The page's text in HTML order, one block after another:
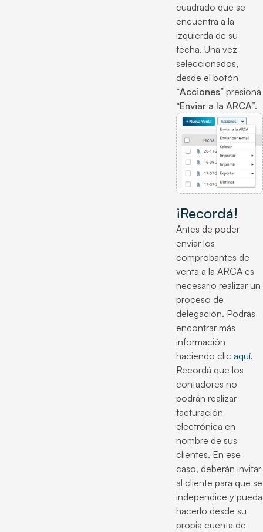
cuadrado que se
encuentra a la
izquierda de su
fecha. Una vez
seleccionados,
desde el botón
“Acciones” presioná
“Enviar a la ARCA”.
¡Recordá!
Antes de poder
enviar los
comprobantes de
venta a la ARCA es
necesario realizar un
proceso de
delegación. Podrás
encontrar más
información
haciendo clic aquí.
Recordá que los
contadores no
podrán realizar
facturación
electrónica en
nombre de sus
clientes. En ese
caso, deberán invitar
al cliente para que se
independice y pueda
hacerlo desde su
propia cuenta de